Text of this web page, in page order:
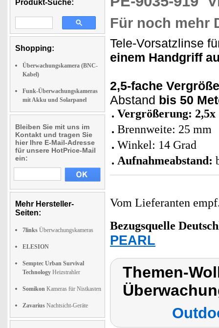
Produkt-Suche:
Shopping:
Überwachungskamera (BNC-
Kabel)
Funk-Überwachungskameras
mit Akku und Solarpanel
Bleiben Sie mit uns im
Kontakt und tragen Sie
hier Ihre E-Mail-Adresse
für unsere HotPrice-Mail
ein:
Mehr Hersteller-
Seiten:
7links Überwachungskameras
ELESION
Semptec Urban Survival
Technology Heizstrahler
Somikon Kameras für Nistkasten
Zavarius Nachtsicht-Geräte
Für noch mehr
Tele-Vorsatzlinse
einem Handgriff
2,5-fache
Abstand bis 50
Vergrößerung: 2,5x
Brennweite: 25 mm
Winkel: 14 Grad
Aufnahmeabstand:
Vom Lieferanten
Bezugsquelle
PEARL
Themen-